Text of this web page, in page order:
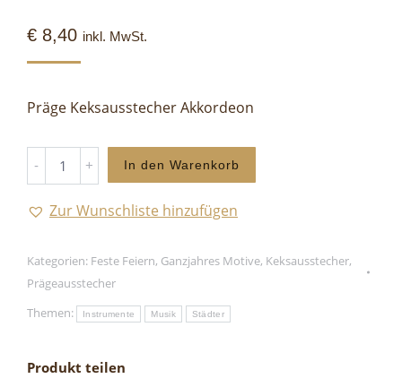
€ 8,40 inkl. MwSt.
Präge Keksausstecher Akkordeon
Akkordeon
-
Keksausstecher
In den Warenkorb
Zur Wunschliste hinzufügen
Kategorien: Feste Feiern, Ganzjahres Motive, Keksausstecher,
Prägeausstecher
Themen:
Instrumente Musik Städter
Produkt teilen